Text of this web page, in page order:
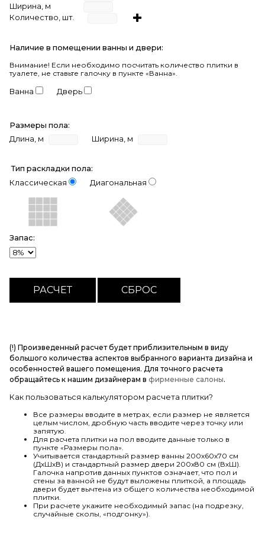
Ширина, м
Количество, шт.
Наличие в помещении ванны и двери:
Внимание! Если необходимо посчитать количество плитки в
туалете, не ставьте галочку в пункте «Ванна».
Ванна Дверь
Размеры пола:
Длина, м
Ширина, м
Тип раскладки пола:
Классическая
Диагональная
Запас:
(!) Произведенный расчет будет приблизительным в виду
большого количества аспектов выбранного варианта дизайна и
особенностей вашего помещения. Для точного расчета
обращайтесь к нашим дизайнерам в фирменные салоны.
Как пользоваться калькулятором расчета плитки?
Все размеры вводите в метрах, если размер не является
целым числом, дробную часть вводите через точку или
запятую.
Для расчета плитки на пол вводите данные только в
пункте «Размеры пола».
Учитывается стандартный размер ванны 200х60х70 см
(ДхШхВ) и стандартный размер двери 200х80 см (ВхШ).
Галочка напротив данных пунктов означает, что пол и
стены за ванной не будут выложены плиткой, а площадь
двери будет вычтена из общего количества необходимой
плитки.
При расчете укажите необходимый запас (на подрезку,
случайные сколы, «подгонку»).